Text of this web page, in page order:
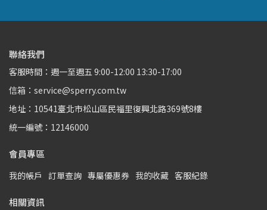
聯絡我們
客服時間：週一至週五 9:00-12:00 13:30-17:00
信箱：service@sperry.com.tw
地址：10541臺北市松山區民福里復興北路369號8樓
統一編號：12146000
會員專區
我的帳戶 訂單查詢 專屬優惠券 我的收藏 客服紀錄
相關資訊